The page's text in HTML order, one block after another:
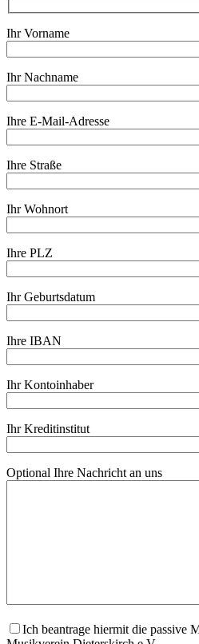
Ihr Vorname
Ihr Nachname
Ihre E-Mail-Adresse
Ihre Straße
Ihr Wohnort
Ihre PLZ
Ihr Geburtsdatum
Ihre IBAN
Ihr Kontoinhaber
Ihr Kreditinstitut
Optional Ihre Nachricht an uns
Ich beantrage hiermit die passive